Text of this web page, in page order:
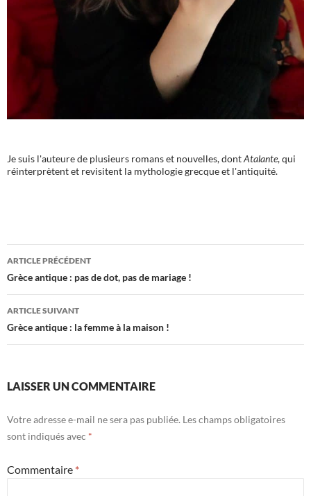
Je suis l'auteure de plusieurs romans et nouvelles, dontAtalante, qui
réinterprètent et revisitent la mythologie grecque et l'antiquité.
ARTICLE PRÉCÉDENT
Grèce antique : pas de dot, pas de mariage !
ARTICLE SUIVANT
Grèce antique : la femme à la maison !
LAISSER UN COMMENTAIRE
Votre adresse e-mail ne sera pas publiée. Les champs obligatoires
sont indiqués avec *
Commentaire *